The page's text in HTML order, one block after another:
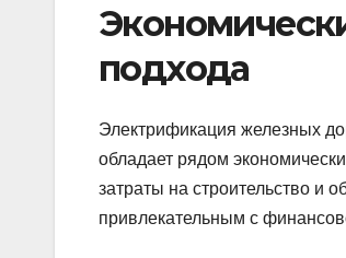
подхода
Электрификация железных
обладает рядом
затраты на строительство и
привлекательным с